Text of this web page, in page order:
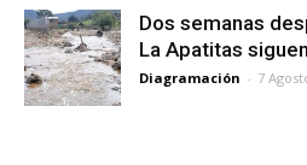
Dos semanas
La Apatitas
Diagramación - 7